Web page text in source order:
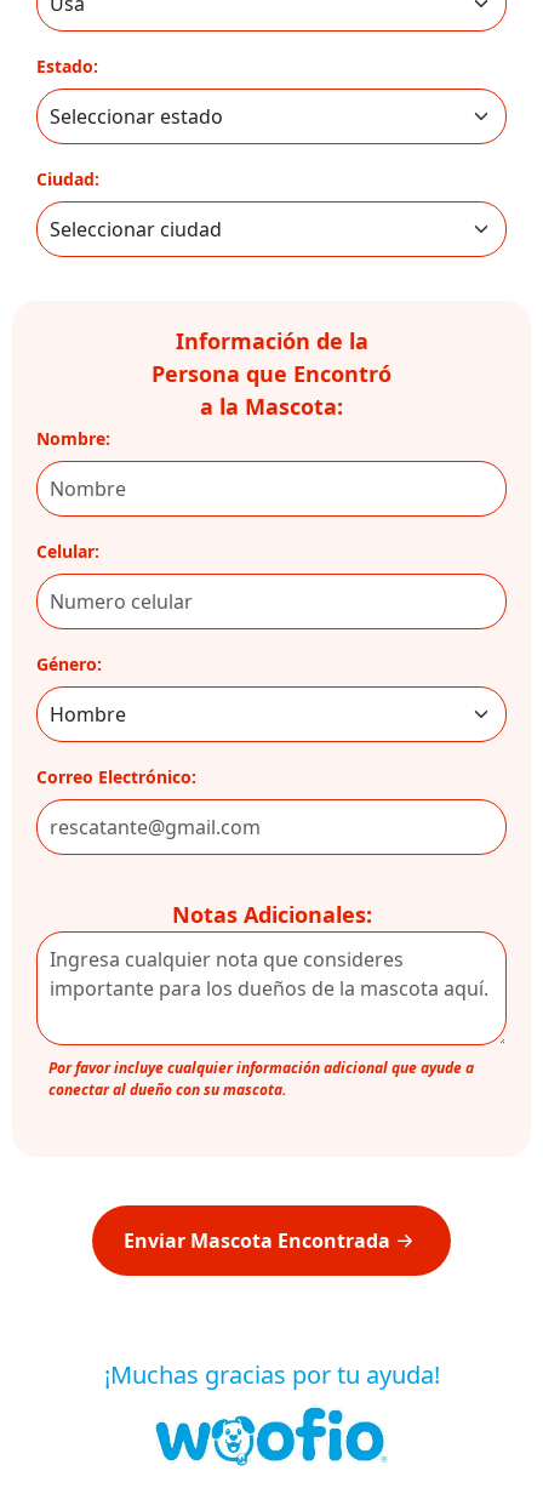
Estado:
Ciudad:
Información de la
Persona que Encontró
a la Mascota:
Nombre:
Celular:
Género:
Correo Electrónico:
Notas Adicionales:
Por favor incluye cualquier información adicional que ayude a
conectar al dueño con su mascota.
Enviar Mascota Encontrada
¡Muchas gracias por tu ayuda!